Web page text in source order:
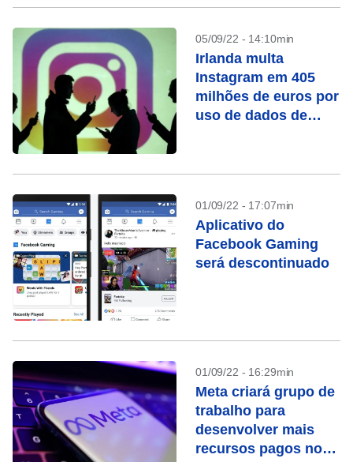
05/09/22 - 14:10min
Irlanda multa
Instagram em 405
milhões de euros por
uso de dados de
01/09/22 - 17:07min
Aplicativo do
Facebook Gaming
será descontinuado
01/09/22 - 16:29min
Meta criará grupo de
trabalho para
desenvolver mais
recursos pagos no